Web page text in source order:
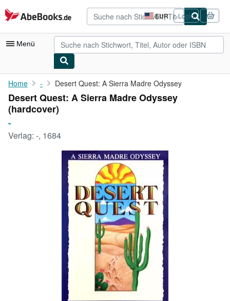
Zum Hauptinhalt
AbeBooks.de EUR
Seite
der
Einkaufseinstellungen.
Login
Menü
Nutzerkonto
Meine Bestellungen
Sammlungen
Antiquarische Bücher
Kunst & Sammlerstücke
Verkäufer werden
SCHLIESSEN
Home - Desert Quest: A Sierra Madre Odyssey
Desert Quest: A Sierra Madre Odyssey
(hardcover)
-
Verlag: -, 1684